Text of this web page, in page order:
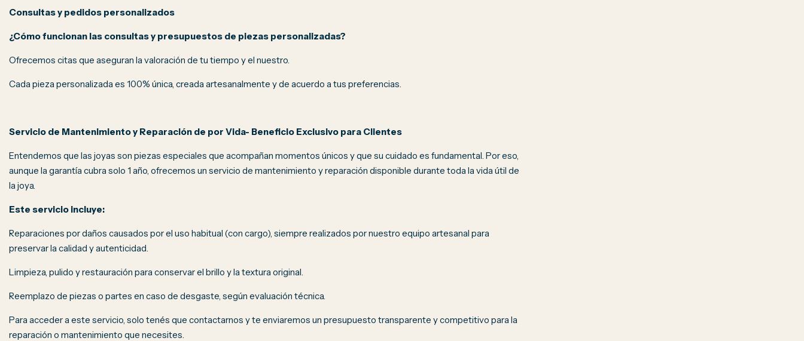
Consultas y pedidos personalizados
¿Cómo funcionan las consultas y presupuestos de piezas personalizadas?
Ofrecemos citas que aseguran la valoración de tu tiempo y el nuestro.
Cada pieza personalizada es 100% única, creada artesanalmente y de acuerdo a tus preferencias.
Servicio de Mantenimiento y Reparación de por Vida- Beneficio Exclusivo para Clientes
Entendemos que las joyas son piezas especiales que acompañan momentos únicos y que su cuidado es fundamental. Por eso,
aunque la garantía cubra solo 1 año, ofrecemos un servicio de mantenimiento y reparación disponible durante toda la vida útil de
la joya.
Este servicio incluye:
Reparaciones por daños causados por el uso habitual (con cargo), siempre realizados por nuestro equipo artesanal para
preservar la calidad y autenticidad.
Limpieza, pulido y restauración para conservar el brillo y la textura original.
Reemplazo de piezas o partes en caso de desgaste, según evaluación técnica.
Para acceder a este servicio, solo tenés que contactarnos y te enviaremos un presupuesto transparente y competitivo para la
reparación o mantenimiento que necesites.